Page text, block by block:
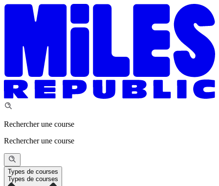
Rechercher une course
Rechercher une course
Types de courses
Types de courses